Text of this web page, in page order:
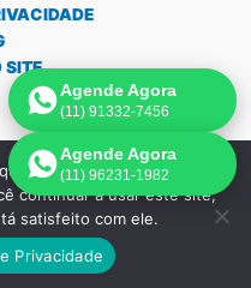
SITE
Forno e Micro-ondas em São
de Venda.
Agende Agora
(11) 91332-7456
Agende Agora
(11) 96231-1982
oferecemos a melhor
continuar a usar este site,
satisfeito com ele.
Privacidade